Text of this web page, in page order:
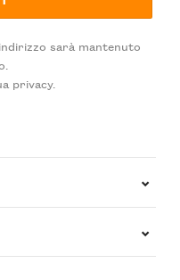
sarà mantenuto
privacy.